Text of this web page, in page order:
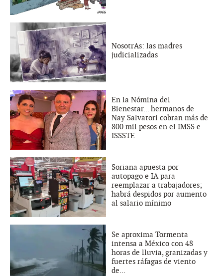
NosotrAs: las madres
judicializadas
En la Nómina del
Bienestar... hermanos de
Nay Salvatori cobran más de
800 mil pesos en el IMSS e
ISSSTE
Soriana apuesta por
autopago e IA para
reemplazar a trabajadores;
habrá despidos por aumento
al salario mínimo
Se aproxima Tormenta
intensa a México con 48
horas de lluvia, granizadas y
fuertes ráfagas de viento
de...